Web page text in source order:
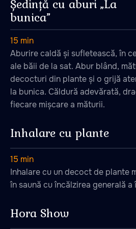
Ședință cu aburi „La
bunica”
15 min
Aburire caldă și sufletească, în
ale băii de la sat. Abur blând,
decocturi din plante și o grijă
la bunica. Căldură adevărată,
fiecare mișcare a măturii.
Inhalare cu plante
15 min
Inhalare cu un decoct de plante
în saună cu încălzirea generală
Hora Show